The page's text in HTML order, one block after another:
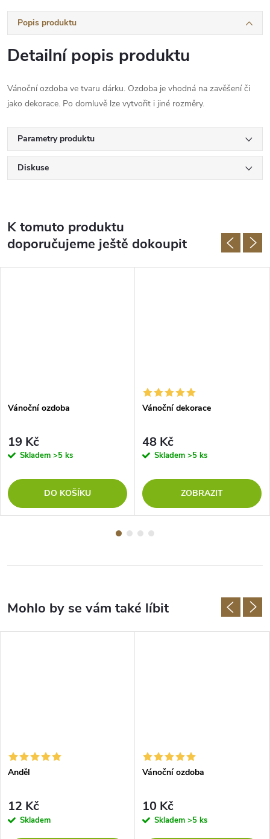
Popis produktu
Detailní popis produktu
Vánoční ozdoba ve tvaru dárku. Ozdoba je vhodná na zavěšení či
jako dekorace. Po domluvě lze vytvořit i jiné rozměry.
Parametry produktu
Diskuse
K tomuto produktu
doporučujeme ještě dokoupit
Vánoční ozdoba
19 Kč
Skladem >5 ks
DO KOŠÍKU
Vánoční dekorace
48 Kč
Skladem >5 ks
ZOBRAZIT
Anděl
12 Kč
Skladem
Vánoční ozdoba
10 Kč
Skladem >5 ks